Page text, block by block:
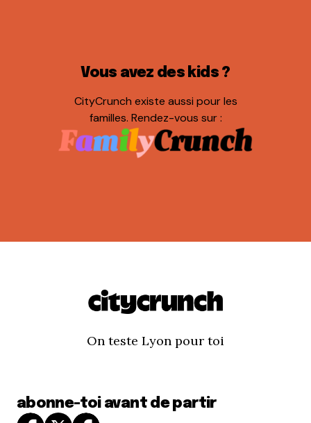
Vous avez des kids ?
CityCrunch existe aussi pour les
familles. Rendez-vous sur :
On teste Lyon pour toi
abonne-toi avant de partir